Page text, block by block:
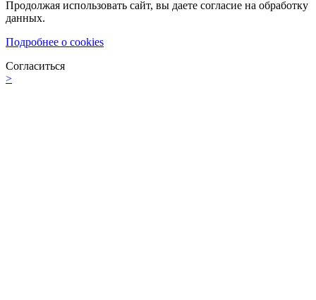
Продолжая использовать сайт, вы даете согласие на обработку
данных.
Подробнее о cookies
Согласиться
>